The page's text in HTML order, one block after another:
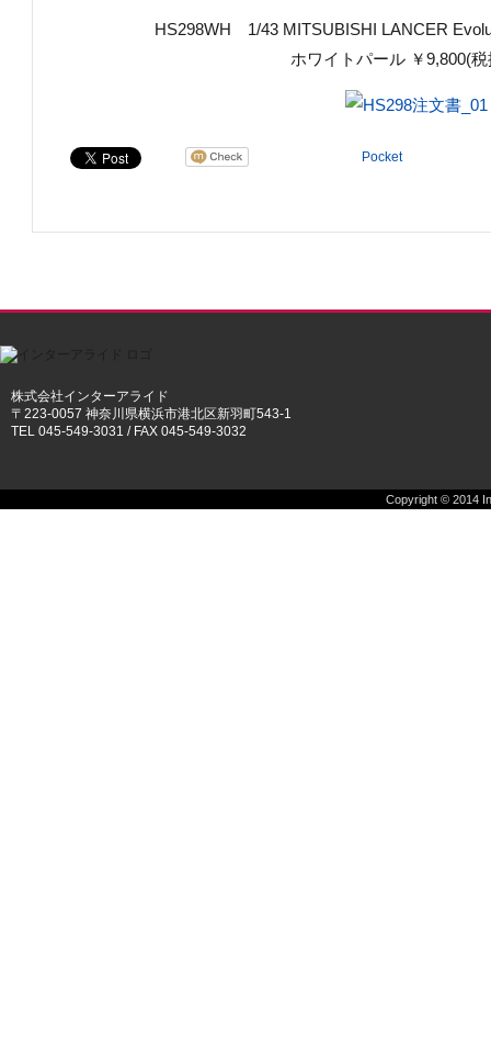
HS298WH 1/43 MITSUBISHI LANCER
ホワイトパール ￥9,800(
Pocket
株式会社インターアライド
〒223-0057 神奈川県横浜市港北区新羽町543-1
TEL 045-549-3031 / FAX 045-549-3032
Copyright © 2014